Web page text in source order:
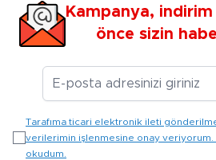
Kampanya,
önce sizin
E-
Tarafıma ticari elektronik ileti
verilerimin işlenmesine onay veriyorum.
okudum.